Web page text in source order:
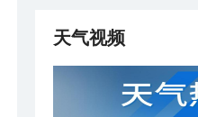
天气视频